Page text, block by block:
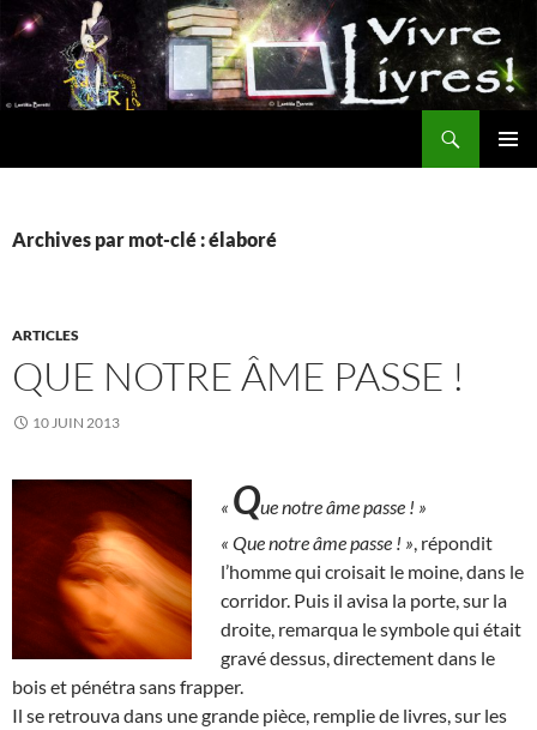
Aller
au
contenu
Archives par mot-clé : élaboré
ARTICLES
QUE NOTRE ÂME PASSE !
10 JUIN 2013
« Que notre âme passe ! »
« Que notre âme passe ! » , répondit
l’homme qui croisait le moine, dans le
corridor. Puis il avisa la porte, sur la
droite, remarqua le symbole qui était
gravé dessus, directement dans le
bois et pénétra sans frapper.
Il se retrouva dans une grande pièce, remplie de livres, sur les